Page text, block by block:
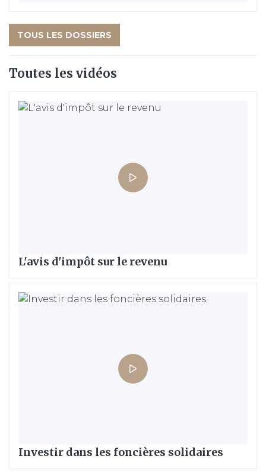
TOUS LES DOSSIERS
Toutes les vidéos
L'avis d'impôt sur le revenu
Investir dans les foncières solidaires